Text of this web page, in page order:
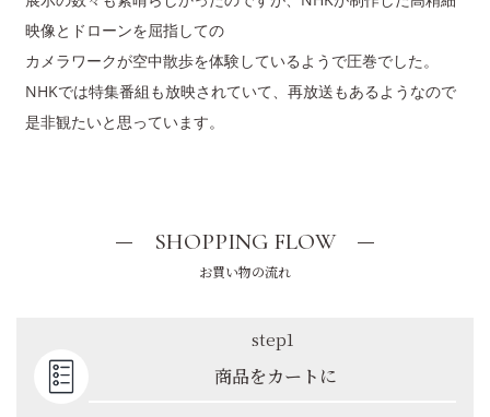
映像とドローンを屈指しての
カメラワークが空中散歩を体験しているようで圧巻でした。
NHKでは特集番組も放映されていて、再放送もあるようなので
是非観たいと思っています。
SHOPPING FLOW
お買い物の流れ
step1
商品をカートに